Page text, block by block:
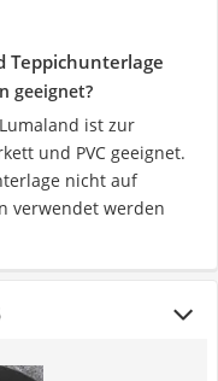
Teppichunterlage
geeignet?
ist zur
und PVC geeignet.
nicht auf
verwendet werden